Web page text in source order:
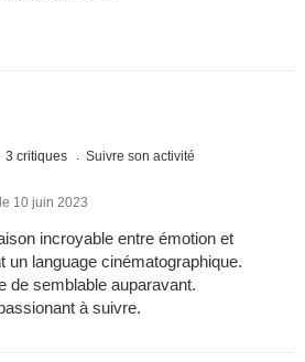
3 critiques Suivre son activité
10 juin 2023
incroyable entre émotion et
un language cinématographique.
de semblable auparavant.
à suivre.